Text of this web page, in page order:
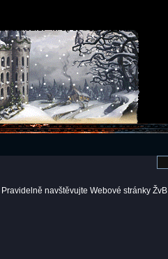
Pravidelně navštěvujte Webové stránky ŽvB